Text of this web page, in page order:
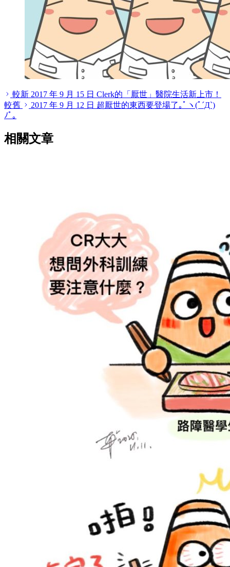
較新 2017 年 9 月 15 日 Clerk的「厭世」醫院生活新上市！
較舊
2017 年 9 月 12 日 超厭世的東西要登場了｡ﾟヽ(ﾟ´Д`)
ﾉﾟ｡
相關文章